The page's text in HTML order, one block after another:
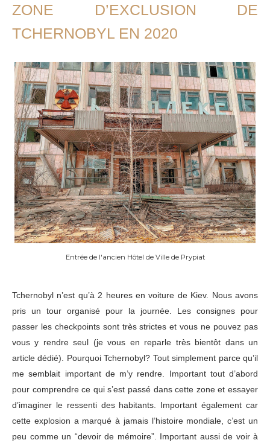
ZONE D’EXCLUSION DE
TCHERNOBYL EN 2020
Entrée de l'ancien Hôtel de Ville de Prypiat
Tchernobyl n’est qu’à 2 heures en voiture de Kiev. Nous avons
pris un tour organisé pour la journée. Les consignes pour
passer les checkpoints sont très strictes et vous ne pouvez pas
vous y rendre seul (je vous en reparle très bientôt dans un
article dédié). Pourquoi Tchernobyl? Tout simplement parce qu’il
me semblait important de m’y rendre. Important tout d’abord
pour comprendre ce qui s’est passé dans cette zone et essayer
d’imaginer le ressenti des habitants. Important également car
cette explosion a marqué à jamais l’histoire mondiale, c’est un
peu comme un “devoir de mémoire”. Important aussi de voir à